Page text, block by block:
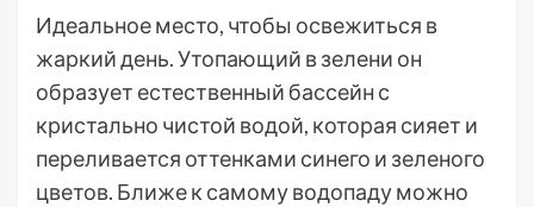
Идеальное место, чтобы освежиться в
жаркий день. Утопающий в зелени он
образует естественный бассейн с
кристально чистой водой, которая сияет и
переливается оттенками синего и зеленого
цветов. Ближе к самому водопаду можно